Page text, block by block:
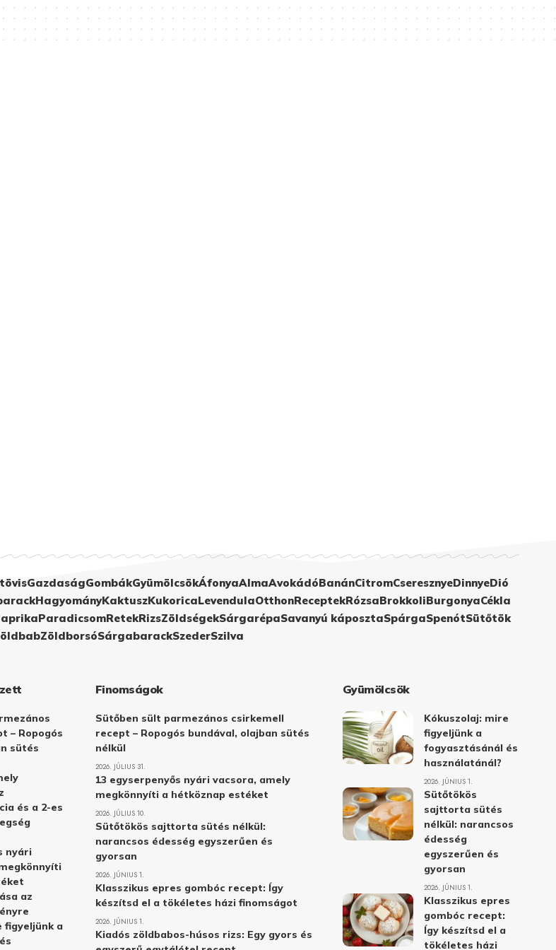
GazdaságGombákGyümölcsökÁfonyaAlmaAvokádóBanánCitromCseresznyeDinnyeDió
HagyományKaktuszKukoricaLevendulaOtthonReceptekRózsaBrokkoliBurgonyaCékla
ParadicsomRetekRizsZöldségekSárgarépaSavanyú káposztaSpárgaSpenótSütőtök
ZöldborsóSárgabarackSzederSzilva
– Ropogós
sütés
és a 2-es
nyári
az
figyeljünk a
Finomságok
Sütőben sült parmezános csirkemell
recept – Ropogós bundával, olajban sütés
nélkül
2026. JÚLIUS 31.
13 egyserpenyős nyári vacsora, amely
megkönnyíti a hétköznap estéket
2026. JÚLIUS 10.
Sütőtökös sajttorta sütés nélkül:
narancsos édesség egyszerűen és
gyorsan
2026. JÚNIUS 1.
Klasszikus epres gombóc recept: Így
készítsd el a tökéletes házi finomságot
2026. JÚNIUS 1.
Kiadós zöldbabos-húsos rizs: Egy gyors és
Gyümölcsök
Kókuszolaj: mire
figyeljünk a
fogyasztásánál és
használatánál?
2026. JÚNIUS 1.
Sütőtökös
sajttorta sütés
nélkül: narancsos
édesség
egyszerűen és
gyorsan
2026. JÚNIUS 1.
Klasszikus epres
gombóc recept:
Így készítsd el a
tökéletes házi